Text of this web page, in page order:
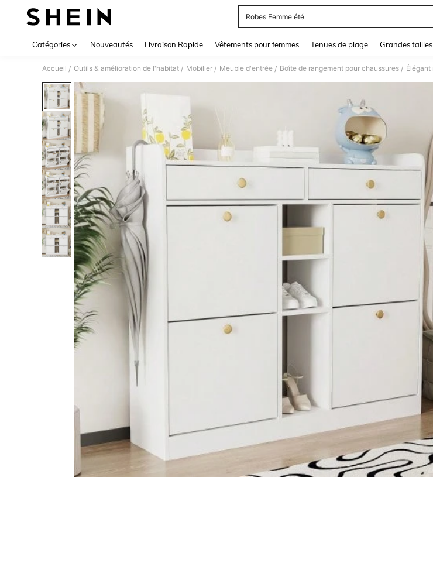
Robes Femme été
Catégories Nouveautés Livraison Rapide Vêtements pour femmes Tenues de plage Grandes tailles
Accueil / Outils & amélioration de l'habitat / Mobilier / Meuble d'entrée / Boîte de rangement pour chaussures /